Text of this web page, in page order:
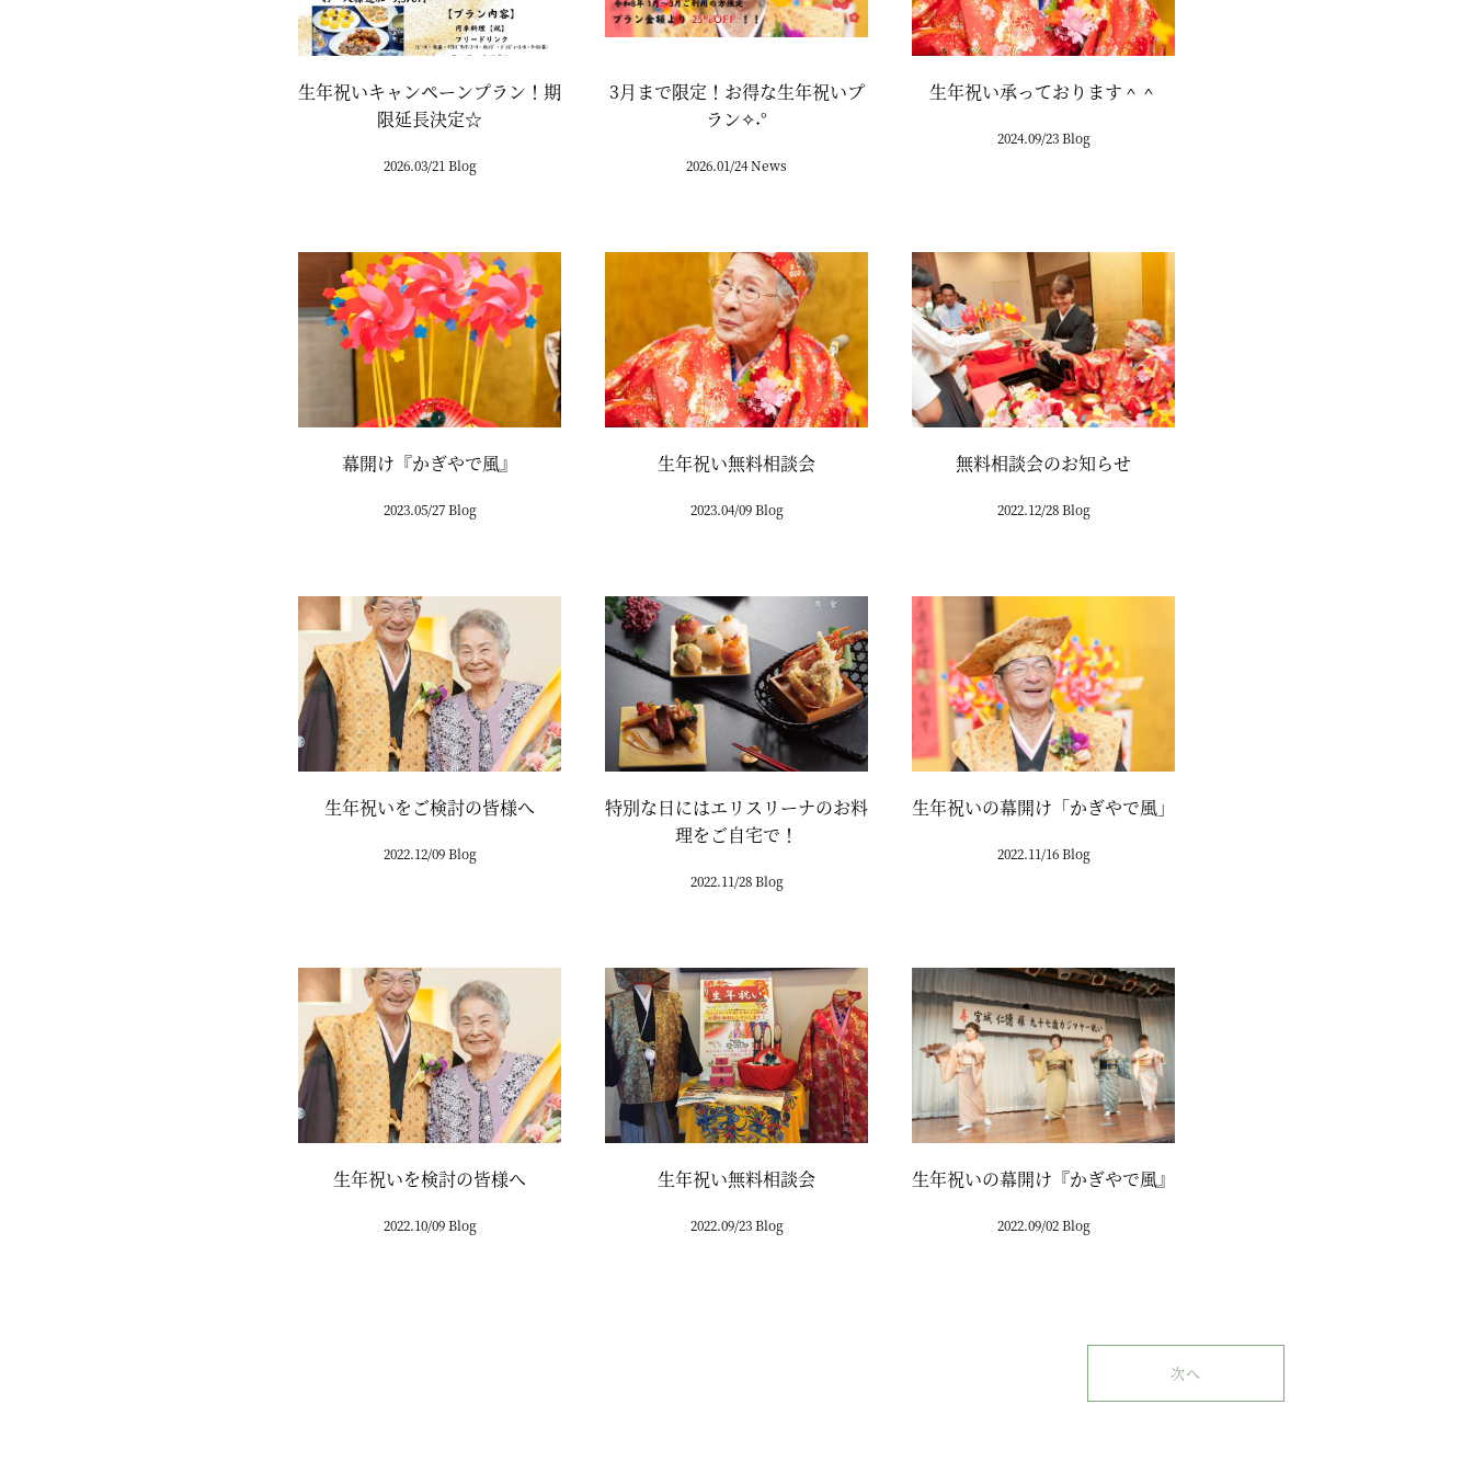
生年祝いキャンペーンプラン！期
限延長決定☆
2026.03/21 Blog
3月まで限定！お得な生年祝いプ
ラン✧˖°
2026.01/24 News
生年祝い承っております＾＾
2024.09/23 Blog
幕開け『かぎやで風』
2023.05/27 Blog
生年祝い無料相談会
2023.04/09 Blog
無料相談会のお知らせ
2022.12/28 Blog
生年祝いをご検討の皆様へ
2022.12/09 Blog
特別な日にはエリスリーナのお料
理をご自宅で！
2022.11/28 Blog
生年祝いの幕開け「かぎやで風」
2022.11/16 Blog
生年祝いを検討の皆様へ
2022.10/09 Blog
生年祝い無料相談会
2022.09/23 Blog
生年祝いの幕開け『かぎやで風』
2022.09/02 Blog
次へ